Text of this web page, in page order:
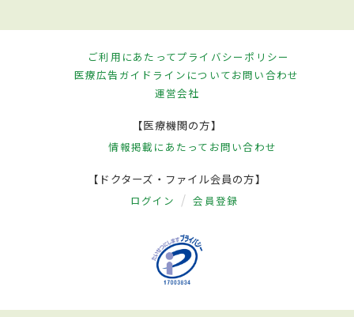
ご利用にあたってプライバシーポリシー
医療広告ガイドラインについてお問い合わせ
運営会社
【医療機関の方】
情報掲載にあたって お問い合わせ
【ドクターズ・ファイル会員の方】
ログイン 会員登録